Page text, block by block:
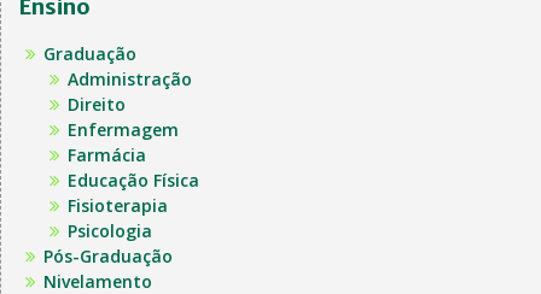
Ensino
Graduação
Administração
Direito
Enfermagem
Farmácia
Educação Física
Fisioterapia
Psicologia
Pós-Graduação
Nivelamento